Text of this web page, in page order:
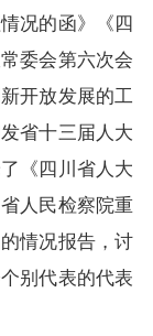
况的函》《四
委会第六次会
开放发展的工
省十三届人大
《四川省人大
人民检察院重
情况报告，讨
别代表的代表